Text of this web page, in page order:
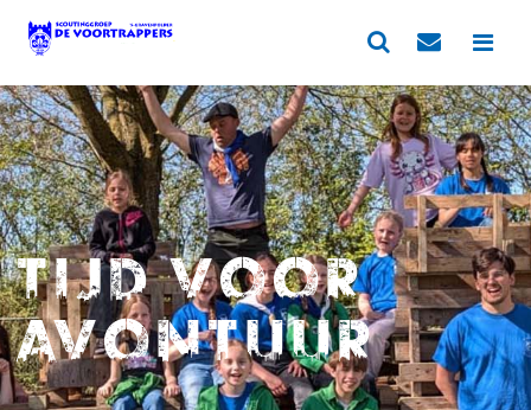
Tijd voor
avontuur